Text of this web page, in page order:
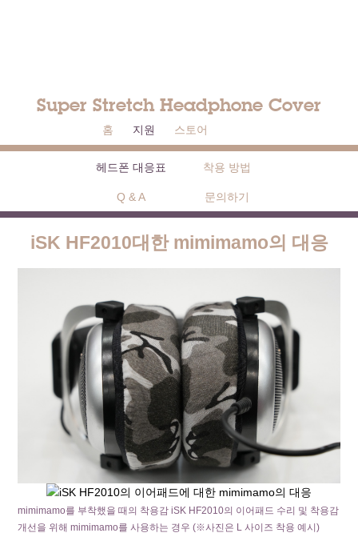
Super Stretch Headphone Cover
홈 지원 스토어
헤드폰 대응표 착용 방법
Q & A 문의하기
iSK HF2010대한 mimimamo의 대응
mimimamo를 부착했을 때의 착용감 iSK HF2010의 이어패드 수리 및 착용감
개선을 위해 mimimamo를 사용하는 경우 (※사진은 L 사이즈 착용 예시)